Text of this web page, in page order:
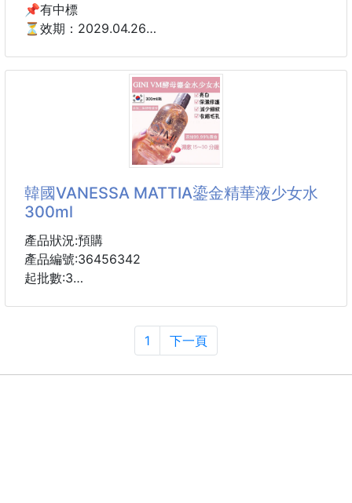
別小看這瓶小小的精華
髮能量
深層修護，讓頭髮滑順到會發光
🉐🉐🉐團購價一套$xxx
熱銷10萬組的升級版
💡6
📌有中標
⏳效期：2029.04.26
🇯🇵日本銀座沙龍 - 酸熱胎盤素 豐盈蓬鬆防落洗髮精
✔️超大容量1000ml
🔥團購界一夜爆紅 工廠直接大爆單
🉐上架三天，境內狂銷10萬瓶
【 團購界銷售神話，至今還無人能及 】
「 銀座ヘアサロン限定販売 」
❤️日本美髮教父 耗時十年研究
韓國VANESSA MATTIA鎏金精華液少女水
300ml
產品狀況:預購
產品編號:36456342
起批數:3
💞💞 敷少女水，回歸少女臉
❤️❤️ 光看這顏值很高耶～液體是透明的淡橘色
😍 裡面有很多懸浮的小金箔！！！奢華感激增！
1 下一頁